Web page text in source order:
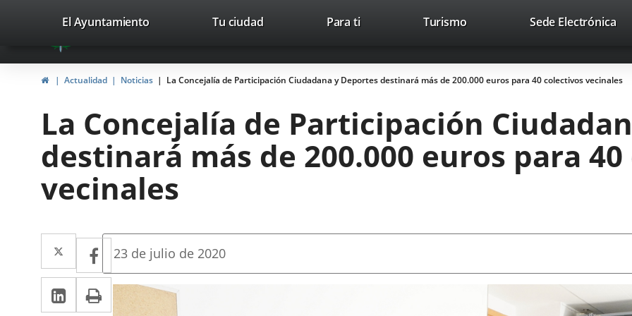
Portal
Web
del
Valladolid
avaTop Trabaja con nosotros Contacto
valladolid.es
El Ayuntamiento Tu ciudad Para ti TurismoThis
open
in
up
Sede ElectrónicaLink
HomeActualidad Noticias La Concejalía de Participación Ciudadana y Deportes destinará más de 200.000 euros para 40 colectivos vecinales
La Concejalía de Participación
destinará más de 200.000 euros para
vecinales
Twitter
Enlace
a
una
Facebook
Enlace
a
una
Linkedin
EnlacePrint
Fecha
la
noticia
23 de julio de 2020